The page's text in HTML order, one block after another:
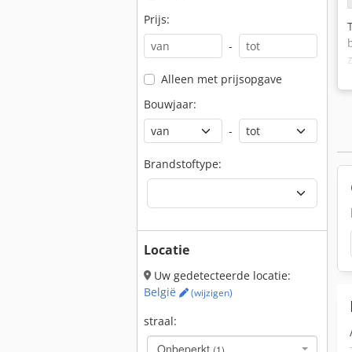
Prijs:
-
Alleen met prijsopgave
Bouwjaar:
-
Brandstoftype:
Locatie
Uw gedetecteerde locatie:
België
(wijzigen)
straal:
Onbeperkt (1)